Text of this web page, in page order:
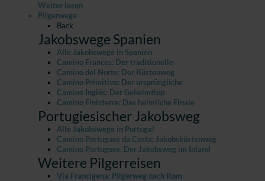
Weiter lesen
Pilgerwege
Back
Jakobswege Spanien
Alle Jakobswege in Spanien
Camino Frances: Der traditionelle
Camino del Norte: Der Küstenweg
Camino Primitivo: Der ursprüngliche
Camino Inglés: Der Geheimtipp
Camino Finisterre: Das heimliche Finale
Portugiesischer Jakobsweg
Alle Jakobswege in Portugal
Camino Portugues da Costa: Jakobsküstenweg
Camino Portugues: Der Jakobsweg im Inland
Weitere Pilgerreisen
Via Francigena: Pilgerweg nach Rom